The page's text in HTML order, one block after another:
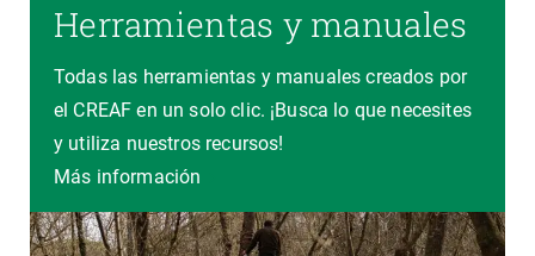
Herramientas y manuales
Todas las herramientas y manuales creados por
el CREAF en un solo clic. ¡Busca lo que necesites
y utiliza nuestros recursos!
Más información